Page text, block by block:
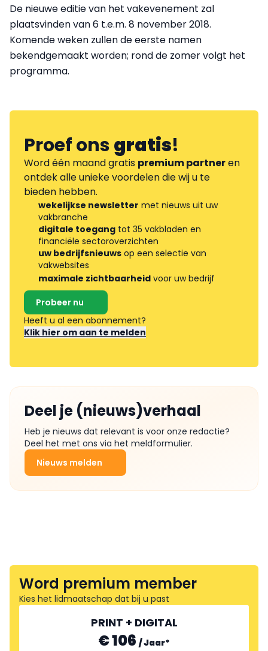
De nieuwe editie van het vakevenement zal
plaatsvinden van 6 t.e.m. 8 november 2018.
Komende weken zullen de eerste namen
bekendgemaakt worden; rond de zomer volgt het
programma.
Proef onsgratis!
Word één maand gratis premium partneren
ontdek alle unieke voordelen die wij u te
bieden hebben.
wekelijkse newsletter met nieuws uit uw
vakbranche
digitale toegang tot 35 vakbladen en
financiële sectoroverzichten
uw bedrijfsnieuws op een selectie van
vakwebsites
maximale zichtbaarheid voor uw bedrijf
Probeer nu
Heeft u al een abonnement?
Klik hier om aan te melden
Deel je (nieuws)verhaal
Heb je nieuws dat relevant is voor onze redactie?
Deel het met ons via het meldformulier.
Nieuws melden
Word premium member
Kies het lidmaatschap dat bij u past
PRINT + DIGITAL
€ 106 /Jaar*